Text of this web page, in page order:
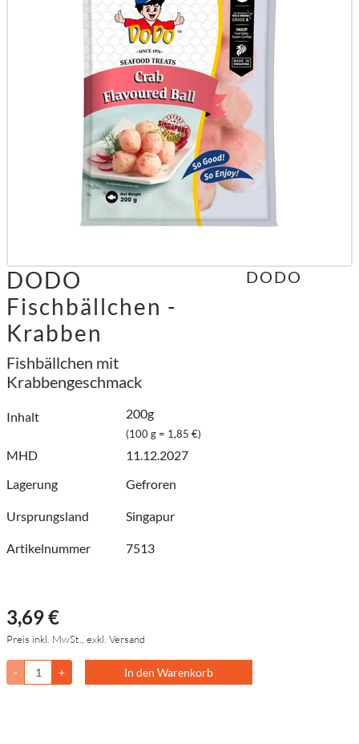
DODO
Fischbällchen -
Krabben
Fishbällchen mit
Krabbengeschmack
Inhalt 200g
(100 g = 1,85 €)
MHD
11.12.2027
Lagerung
Gefroren
Ursprungsland Singapur
Artikelnummer 7513
DODO
3,69 €
Preis inkl. MwSt., exkl. Versand
- + In den Warenkorb